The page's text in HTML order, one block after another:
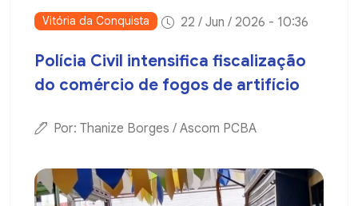
Vitória da Conquista 22 / Jun / 2026 - 10:36
Polícia Civil intensifica fiscalização
do comércio de fogos de artifício
Por: Thanize Borges / Ascom PCBA